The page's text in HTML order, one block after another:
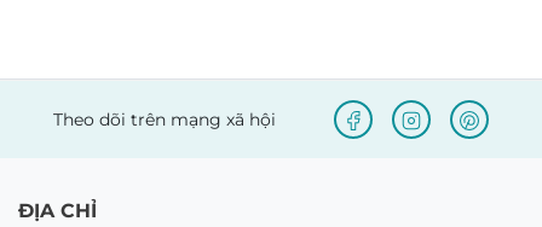
Theo dõi trên mạng xã hội
ĐỊA CHỈ